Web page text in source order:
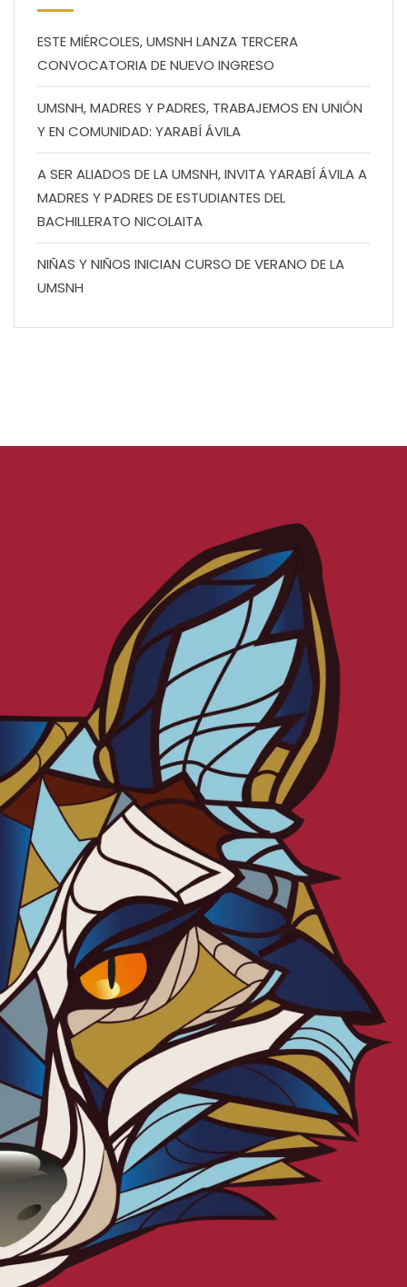
ESTE MIÉRCOLES, UMSNH LANZA TERCERA
CONVOCATORIA DE NUEVO INGRESO
UMSNH, MADRES Y PADRES, TRABAJEMOS EN UNIÓN
Y EN COMUNIDAD: YARABÍ ÁVILA
A SER ALIADOS DE LA UMSNH, INVITA YARABÍ ÁVILA A
MADRES Y PADRES DE ESTUDIANTES DEL
BACHILLERATO NICOLAITA
NIÑAS Y NIÑOS INICIAN CURSO DE VERANO DE LA
UMSNH